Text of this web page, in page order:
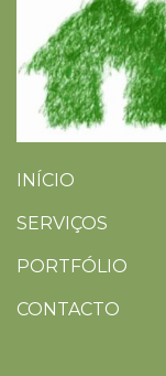
INÍCIO
SERVIÇOS
PORTFÓLIO
CONTACTO